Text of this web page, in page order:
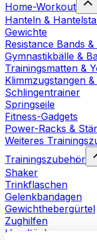
Home-Workout
Hanteln &
Gewichte
Resistance Bands
Gymnastikbälle &
Trainingsmatten &
Klimmzugstangen
Schlingentrainer
Springseile
Fitness-Gadgets
Power-Racks &
Weiteres
Trainingszubehör
Shaker
Trinkflaschen
Gelenkbandagen
Gewichthebergürtel
Zughilfen
Handtücher